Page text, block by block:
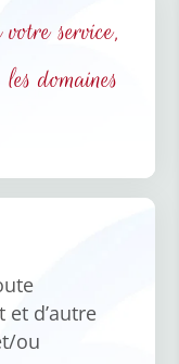
service,
domaines
d’autre
ou